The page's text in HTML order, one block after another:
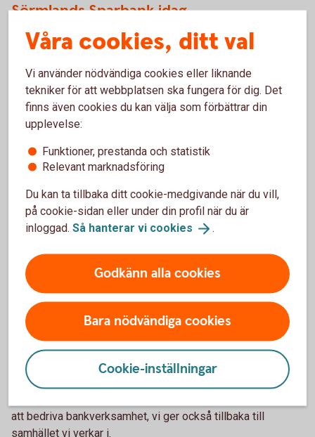
Sörmlands Sparbank idag
Vi vill bidra till att människor förstår och kan utveckla sin
ekonomi. Vi förklarar vad regelbundet sparande ger,
erbjuder effektiva betallösningar och finns till hands vid de
stora händelserna i livet. På samma sätt finns vi där för
företagen, stora som små. Våra produkter och tjänster ska
göra bankärendena så enkla och smidiga som möjligt, så att
precis som för 200 år sedan stannar inte vårt uppdrag vid
att bedriva bankverksamhet, vi ger också tillbaka till
samhället vi verkar i.
Med hjärtat i Sörmland
Vi vill bidra till att människor förstår och kan utveckla sin
ekonomi. Vi förklarar vad regelbundet sparande ger,
erbjuder effektiva betallösningar och finns till hands vid de
stora händelserna i livet. På samma sätt finns vi där för
företagen, stora som små. Våra produkter och tjänster ska
göra bankärendena så enkla och smidiga som möjligt, så att
företagarna kan lägga energin på sina verksamheter. Och
att bedriva bankverksamhet, vi ger också tillbaka till
samhället vi verkar i.
Våra cookies, ditt val
Vi använder nödvändiga cookies eller liknande
tekniker för att webbplatsen ska fungera för dig. Det
finns även cookies du kan välja som förbättrar din
upplevelse:
Funktioner, prestanda och statistik
Relevant marknadsföring
Du kan ta tillbaka ditt cookie-medgivande när du vill,
på cookie-sidan eller under din profil när du är
inloggad. Så hanterar vi cookies .
Godkänn alla cookies
Bara nödvändiga cookies
Cookie-inställningar